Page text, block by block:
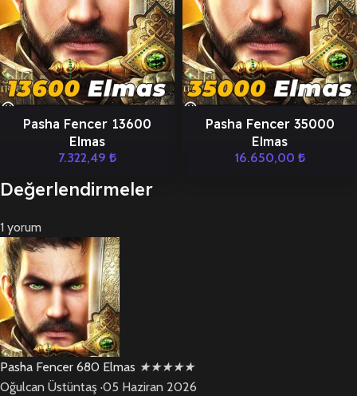
Pasha Fencer 13600
Elmas
7.322,49 ₺
Pasha Fencer 35000
Elmas
16.650,00 ₺
Değerlendirmeler
1 yorum
Pasha Fencer 680 Elmas ★★★★★
Oğulcan Üstüntaş ·05 Haziran 2026